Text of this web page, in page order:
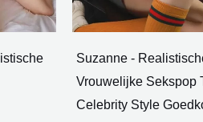
Suzanne -
Vrouwelijke Sekspop
Celebrity Style